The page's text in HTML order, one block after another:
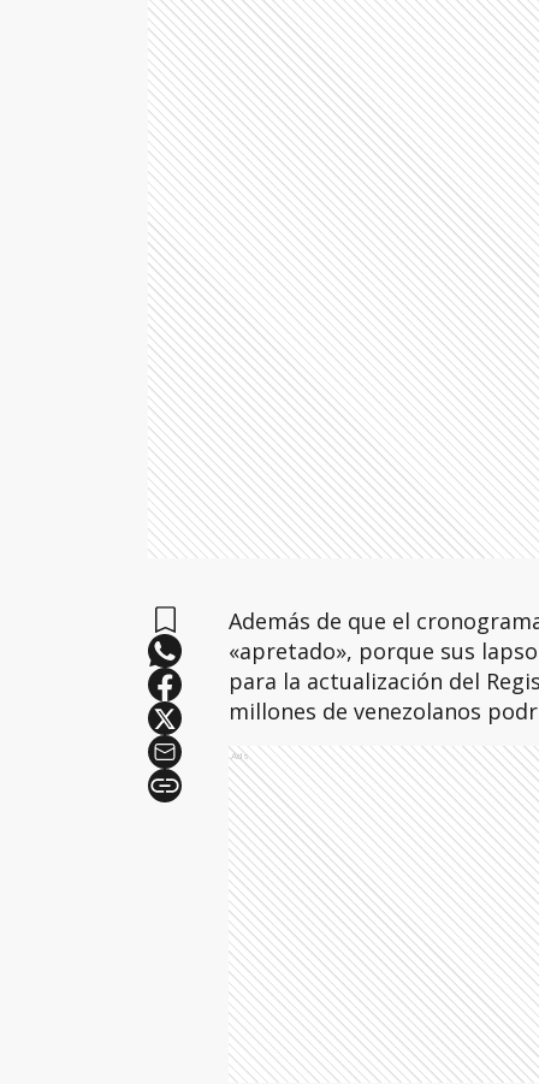
Además de que el
«apretado», porque sus
para la actualización del
millones de venezolanos
Ads